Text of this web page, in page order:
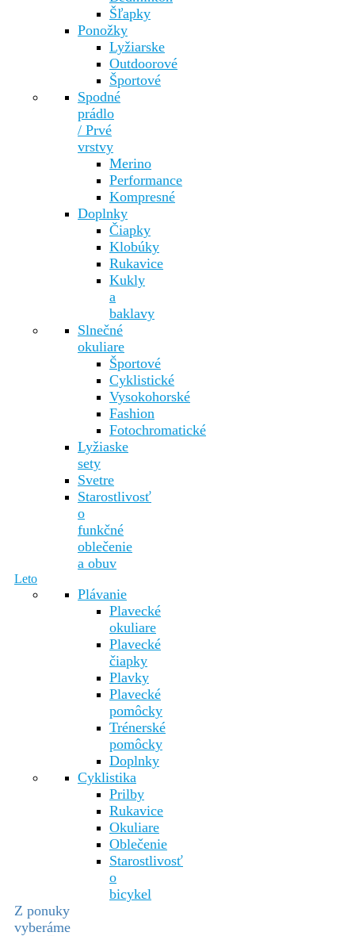
Šľapky
Ponožky
Lyžiarske
Outdoorové
Športové
Spodné
prádlo
/ Prvé
vrstvy
Merino
Performance
Kompresné
Doplnky
Čiapky
Klobúky
Rukavice
Kukly
a
baklavy
Slnečné
okuliare
Športové
Cyklistické
Vysokohorské
Fashion
Fotochromatické
Lyžiaske
sety
Svetre
Starostlivosť
o
funkčné
oblečenie
a obuv
Leto
Plávanie
Plavecké
okuliare
Plavecké
čiapky
Plavky
Plavecké
pomôcky
Trénerské
pomôcky
Doplnky
Cyklistika
Prilby
Rukavice
Okuliare
Oblečenie
Starostlivosť
o
bicykel
Z ponuky
vyberáme